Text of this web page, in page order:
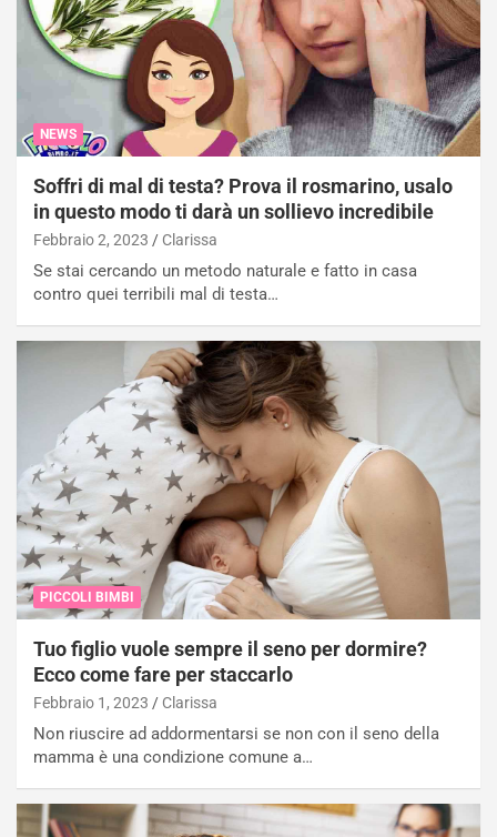
NEWS
Soffri di mal di testa? Prova il rosmarino, usalo
in questo modo ti darà un sollievo incredibile
Febbraio 2, 2023 Clarissa
Se stai cercando un metodo naturale e fatto in casa
contro quei terribili mal di testa…
PICCOLI BIMBI
Tuo figlio vuole sempre il seno per dormire?
Ecco come fare per staccarlo
Febbraio 1, 2023 Clarissa
Non riuscire ad addormentarsi se non con il seno della
mamma è una condizione comune a…